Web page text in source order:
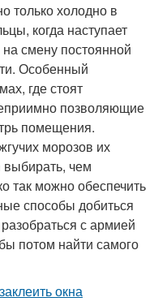
только холодно в
когда наступает
смену постоянной
Особенный
где стоят
позволяющие
помещения.
морозов их
выбирать, чем
так можно обеспечить
способы добиться
с армией
потом найти самого